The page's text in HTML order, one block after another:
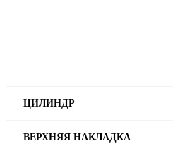
ЦИЛИНДР
ВЕРХНЯЯ НАКЛАДКА